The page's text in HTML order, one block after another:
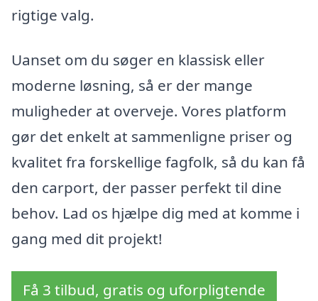
rigtige valg.
Uanset om du søger en klassisk eller
moderne løsning, så er der mange
muligheder at overveje. Vores platform
gør det enkelt at sammenligne priser og
kvalitet fra forskellige fagfolk, så du kan få
den carport, der passer perfekt til dine
behov. Lad os hjælpe dig med at komme i
gang med dit projekt!
Få 3 tilbud, gratis og uforpligtende